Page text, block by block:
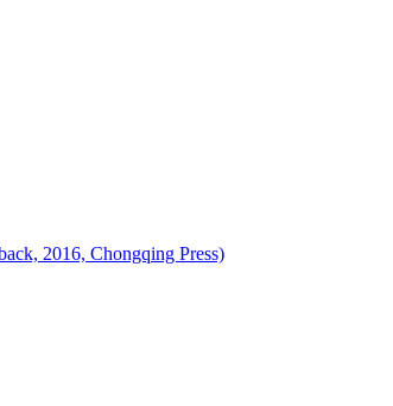
2016, Chongqing Press)